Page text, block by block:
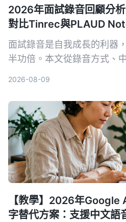
2026年面試錄音回顧分
對比Tinrec與PLAUD
面試錄音是自我成長的利器
半功倍。本文從錄音方式、
面試回顧的 AI 工具。
2026-08-09
【教學】2026年
字替代方案：支援中文語